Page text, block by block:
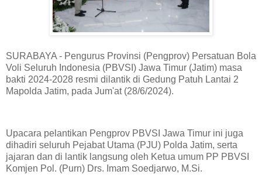
SURABAYA - Pengurus Provinsi (Pengprov) Persatuan Bola
Voli Seluruh Indonesia (PBVSI) Jawa Timur (Jatim) masa
bakti 2024-2028 resmi dilantik di Gedung Patuh Lantai 2
Mapolda Jatim, pada Jum'at (28/6/2024).
Upacara pelantikan Pengprov PBVSI Jawa Timur ini juga
dihadiri seluruh Pejabat Utama (PJU) Polda Jatim, serta
jajaran dan di lantik langsung oleh Ketua umum PP PBVSI
Komjen Pol. (Purn) Drs. Imam Soedjarwo, M.Si.